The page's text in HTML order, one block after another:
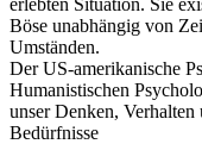
Böse unabhängig von
Umständen.
Der US-amerikanische
Humanistischen
unser Denken,
Bedürfnisse